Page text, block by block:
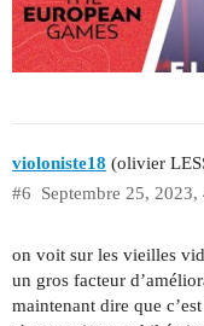
violoniste18 (olivier
Septembre 25, 2023,
#6
on voit sur les vieilles
un gros facteur
maintenant dire que